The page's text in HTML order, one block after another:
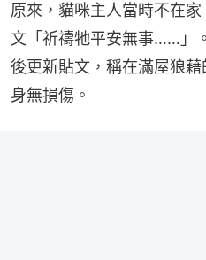
原來，貓咪主人當時不在
文「祈禱牠平安無事……」
後更新貼文，稱在滿屋狼
身無損傷。